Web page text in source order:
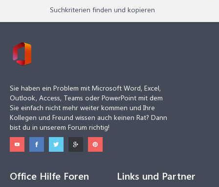
Suchkriterien finden und kopieren
Sie haben ein Problem mit Microsoft Word, Excel,
Outlook, Access, Teams oder PowerPoint mit dem
Sie einfach nicht mehr weiter kommen und Ihre
Kollegen und Freund wissen auch keinen Rat? Dann
bist du in unserem Forum richtig!
Office Hilfe Foren Links und Partner